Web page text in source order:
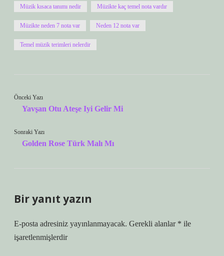
Müzik kısaca tanımı nedir Müzikte kaç temel nota vardır
Müzikte neden 7 nota var Neden 12 nota var
Temel müzik terimleri nelerdir
Önceki Yazı
Yavşan Otu Ateşe Iyi Gelir Mi
Sonraki Yazı
Golden Rose Türk Malı Mı
Bir yanıt yazın
E-posta adresiniz yayınlanmayacak. Gerekli alanlar * ile
işaretlenmişlerdir